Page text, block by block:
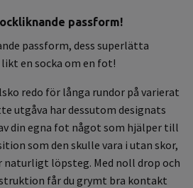
passform!
passform, dess superlätta
en socka om en fot!
redo för långa rundor på varierat
utgåva har dessutom designats
din egna fot något som hjälper till
som den skulle vara i utan skor,
naturligt löpsteg. Med noll drop och
får du grymt bra kontakt